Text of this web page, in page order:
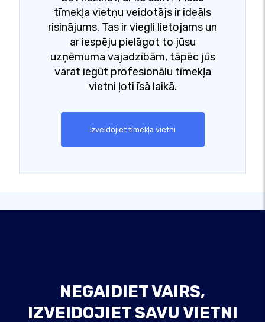
tīmekļa vietņu veidotājs ir ideāls
risinājums. Tas ir viegli lietojams un
ar iespēju pielāgot to jūsu
uzņēmuma vajadzībām, tāpēc jūs
varat iegūt profesionālu tīmekļa
vietni ļoti īsā laikā.
Izveidojiet tīmekļa vietni
NEGAIDIET VAIRS,
IZVEIDOJIET SAVU VIETNI